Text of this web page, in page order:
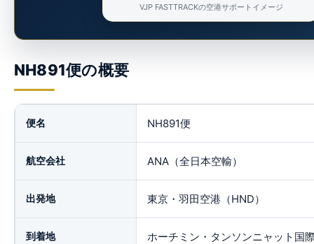
VJP FASTTRACKの空港サポートイメージ
NH891便の概要
便名 NH891便
航空会社 ANA（全日本空輸）
出発地 東京・羽田空港（HND）
到着地 ホーチミン・タンソンニャット国